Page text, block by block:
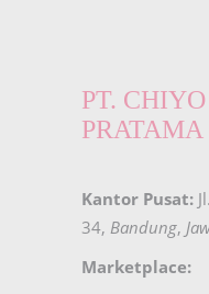
PT.
PRATAMA
Kantor Pusat: Jl.
34, Bandung,
Marketplace: